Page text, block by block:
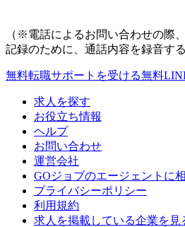
（※電話によるお問い合わせの際
記録のために、通話内容を録音す
無料転職サポートを受ける無料
求人を探す
お役立ち情報
ヘルプ
お問い合わせ
運営会社
GOジョブのエージェントに
プライバシーポリシー
利用規約
求人を掲載している企業を見